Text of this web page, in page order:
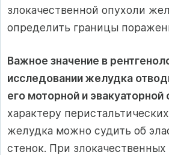
злокачественной опухоли
определить границы
Важное значение в
исследовании желудка
его моторной и эвакуаторной
характеру
желудка можно судить об
стенок. При злокачественных